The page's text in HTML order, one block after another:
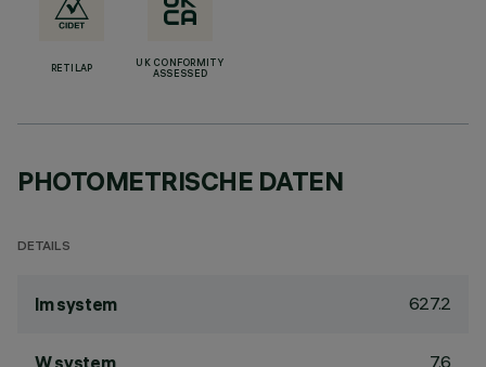
RETILAP
UK CONFORMITY
ASSESSED
PHOTOMETRISCHE DATEN
DETAILS
lm system 627.2
W system 7.6